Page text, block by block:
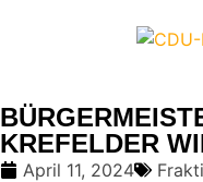
KREFELDER
April 11, 2024